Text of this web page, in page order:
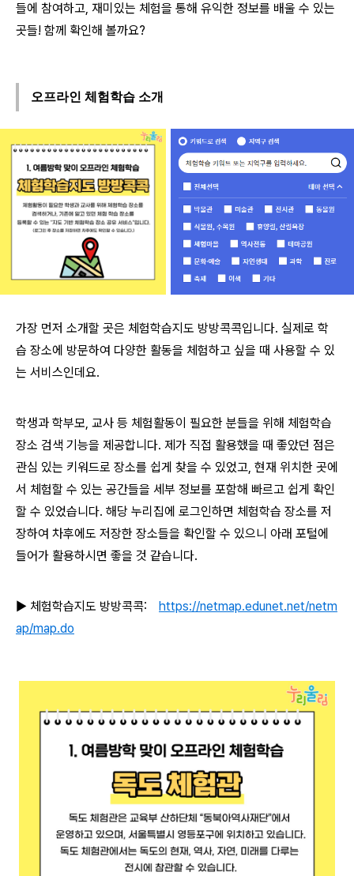
들에 참여하고, 재미있는 체험을 통해 유익한 정보를 배울 수 있는
곳들! 함께 확인해 볼까요?
오프라인 체험학습 소개
가장 먼저 소개할 곳은 체험학습지도 방방콕콕입니다. 실제로 학
습 장소에 방문하여 다양한 활동을 체험하고 싶을 때 사용할 수 있
는 서비스인데요.
학생과 학부모, 교사 등 체험활동이 필요한 분들을 위해 체험학습
장소 검색 기능을 제공합니다. 제가 직접 활용했을 때 좋았던 점은
관심 있는 키워드로 장소를 쉽게 찾을 수 있었고, 현재 위치한 곳에
서 체험할 수 있는 공간들을 세부 정보를 포함해 빠르고 쉽게 확인
할 수 있었습니다. 해당 누리집에 로그인하면 체험학습 장소를 저
장하여 차후에도 저장한 장소들을 확인할 수 있으니 아래 포털에
들어가 활용하시면 좋을 것 같습니다.
▶ 체험학습지도 방방콕콕:
https://netmap.edunet.net/netm
ap/map.do